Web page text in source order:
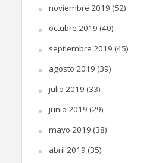
noviembre 2019 (52)
octubre 2019 (40)
septiembre 2019 (45)
agosto 2019 (39)
julio 2019 (33)
junio 2019 (29)
mayo 2019 (38)
abril 2019 (35)